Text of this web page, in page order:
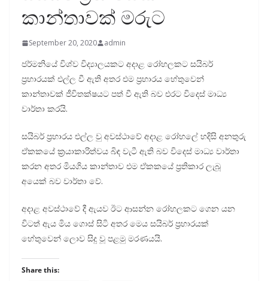
කාන්තාවක් මරුට
September 20, 2020 admin
ජර්මනියේ විශ්ව විද්‍යාලයකට අදාළ රෝහලකට සයිබර්
ප්‍රහාරයක් එල්ල වී ඇති අතර එම ප්‍රහාරය හේතුවෙන්
කාන්තාවක් ජීවිතක්ෂයට පත් වී ඇති බව එරට විදෙස් මාධ්‍ය
වාර්තා කරයි.
සයිබර් ප්‍රහාරය එල්ල වු අවස්ථාවේ අදාළ රෝහලේ හදිසි අනතුරු
ඒකකයේ ක්‍රයාකාරිත්වය බිඳ වැටී ඇති බව විදෙස් මාධ්‍ය වාර්තා
කරන අතර මියගිය කාන්තාව එම ඒකකයේ ප්‍රතිකාර ලැබූ
අයෙක් බව වාර්තා වේ.
අදාළ අවස්ථාවේ දී ඇයව ඊට ආසන්න රෝහලකට ගෙන යන
විටත් ඇය මිය ගොස් සිටි අතර මෙය සයිබර් ප්‍රහාරයක්
හේතුවෙන් ලොව සිදු වූ පළමු මරණයයි.
Share this: